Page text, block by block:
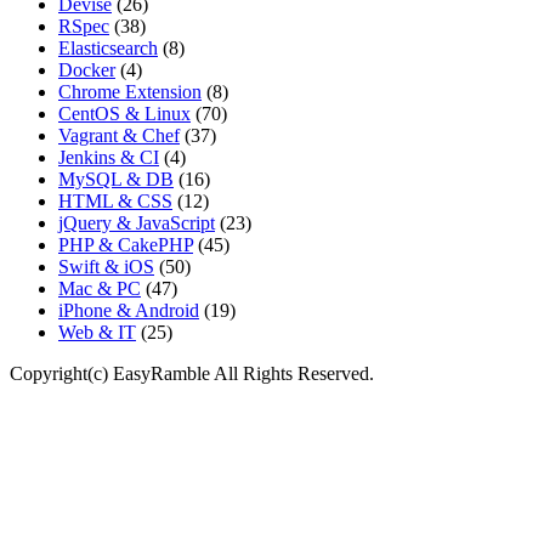
RSpec (38)
Elasticsearch (8)
Docker(4)
Chrome Extension (8)
CentOS & Linux (70)
Vagrant & Chef(37)
Jenkins & CI (4)
MySQL & DB (16)
HTML & CSS (12)
jQuery & JavaScript (23)
PHP & CakePHP(45)
Swift & iOS (50)
Mac & PC (47)
iPhone & Android (19)
Web & IT (25)
Copyright(c) EasyRamble All Rights Reserved.